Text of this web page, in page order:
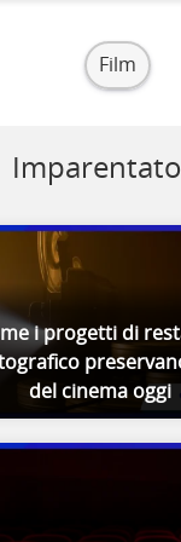
Film
Imparentato
i progetti di
del cinema oggi